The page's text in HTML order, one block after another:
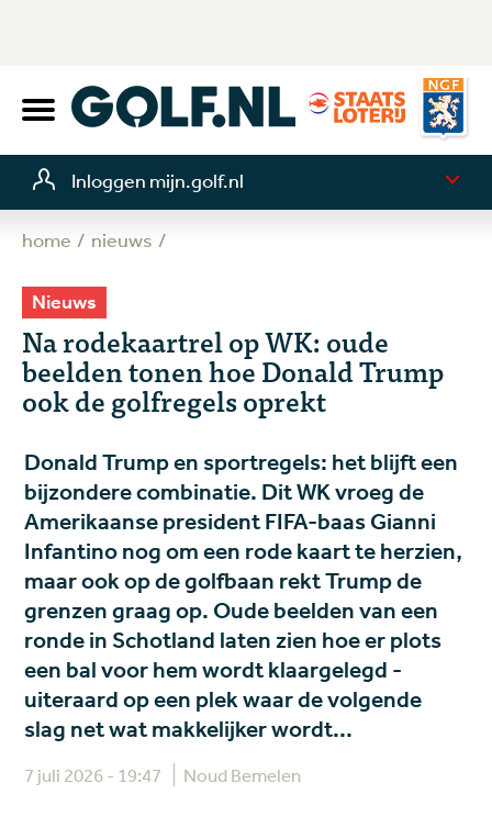
Inloggen mijn.golf.nl
home nieuws
Nieuws
Na rodekaartrel op WK: oude
beelden tonen hoe Donald Trump
ook de golfregels oprekt
Donald Trump en sportregels: het blijft een
bijzondere combinatie. Dit WK vroeg de
Amerikaanse president FIFA-baas Gianni
Infantino nog om een rode kaart te herzien,
maar ook op de golfbaan rekt Trump de
grenzen graag op. Oude beelden van een
ronde in Schotland laten zien hoe er plots
een bal voor hem wordt klaargelegd -
uiteraard op een plek waar de volgende
slag net wat makkelijker wordt...
7 juli 2026 - 19:47 Noud Bemelen